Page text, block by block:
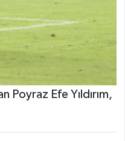
Poyraz Efe Yıldırım,